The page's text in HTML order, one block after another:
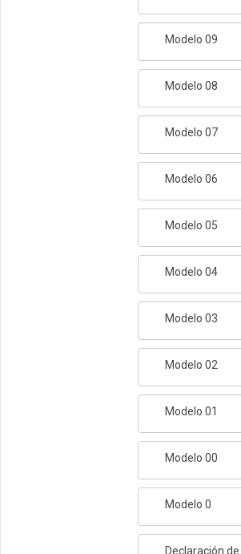
Modelo 09
Modelo 08
Modelo 07
Modelo 06
Modelo 05
Modelo 04
Modelo 03
Modelo 02
Modelo 01
Modelo 00
Modelo 0
Declaración